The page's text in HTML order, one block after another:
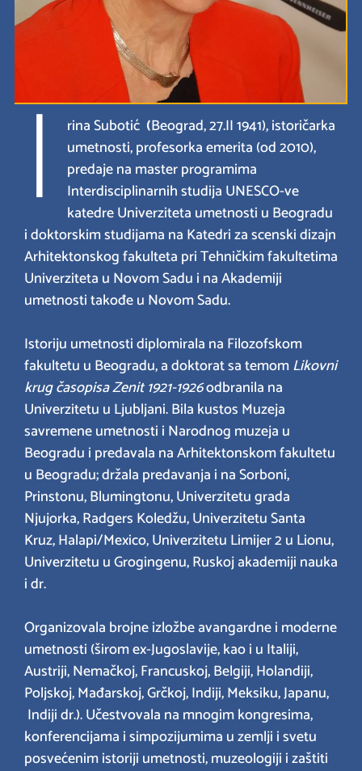
I rina Subotić (Beograd,27.II 1941), istoričarka
umetnosti, profesorka emerita (od 2010),
predaje na master programima
Interdisciplinarnih studija UNESCO-ve
katedre Univerziteta umetnosti u Beogradu
i doktorskim studijama na Katedri za scenski dizajn
Arhitektonskog fakulteta pri Tehničkim fakultetima
Univerziteta u Novom Sadu i na Akademiji
umetnosti takođe u Novom Sadu.
Istoriju umetnosti diplomirala na Filozofskom
fakultetu u Beogradu, a doktorat sa temomLikovni
krug časopisa Zenit 1921-1926odbranila na
Univerzitetu u Ljubljani. Bila kustos Muzeja
savremene umetnosti i Narodnog muzeja u
Beogradu i predavala na Arhitektonskom fakultetu
u Beogradu; držala predavanja i na Sorboni,
Prinstonu, Blumingtonu, Univerzitetu grada
Njujorka, Radgers Koledžu, Univerzitetu Santa
Kruz, Halapi/Mexico, Univerzitetu Limijer 2 u Lionu,
Univerzitetu u Grogingenu, Ruskoj akademiji nauka
i dr.
Organizovala brojne izložbe avangardne i moderne
umetnosti (širom ex-Jugoslavije, kao i u Italiji,
Austriji, Nemačkoj, Francuskoj, Belgiji, Holandiji,
Poljskoj, Mađarskoj, Grčkoj, Indiji, Meksiku, Japanu,
Indiji dr.). Učestvovala na mnogim kongresima,
konferencijama i simpozijumima u zemlji i svetu
posvećenim istoriji umetnosti, muzeologiji i zaštiti